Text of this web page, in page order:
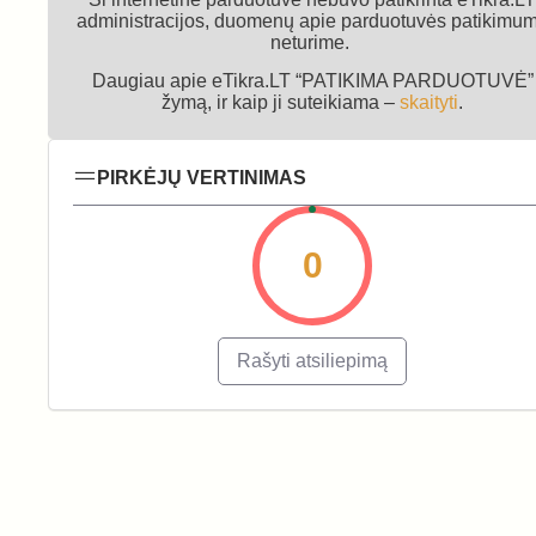
administracijos, duomenų apie parduotuvės
neturime.
Daugiau apie eTikra.LT “PATIKIMA PARDUOTUVĖ”
žymą, ir kaip ji suteikiama – skaityti.
PIRKĖJŲ VERTINIMAS
0
Rašyti atsiliepimą